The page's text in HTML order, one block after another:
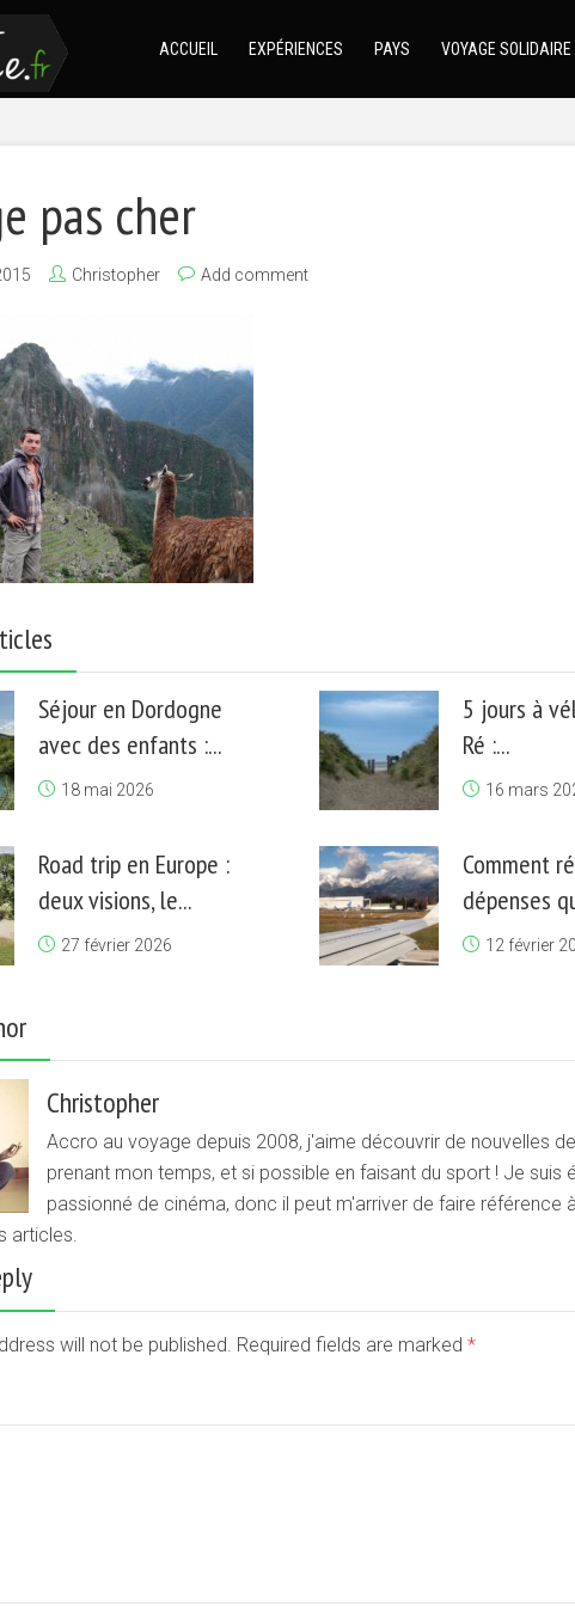
ACCUEIL EXPÉRIENCES PAYS VOYAGE SOLIDAIRE
pas cher
Christopher Add comment
Séjour en Dordogne
avec des enfants :...
18 mai 2026
5 jours à
Ré :...
16 mars
Road trip en Europe :
deux visions, le...
27 février 2026
Comment
dépenses
12 février
Christopher
Accro au voyage depuis 2008, j'aime découvrir de nouvelles
prenant mon temps, et si possible en faisant du sport ! Je suis
passionné de cinéma, donc il peut m'arriver de faire référence
articles.
will not be published. Required fields are marked *